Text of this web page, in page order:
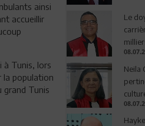
ainsi
accueillir
à Tunis, lors
la population
Tunis
Le
Neila